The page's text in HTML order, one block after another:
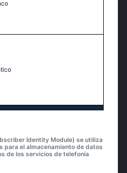
Identity Module) se utiliza
para el almacenamiento de datos
de los servicios de telefonía